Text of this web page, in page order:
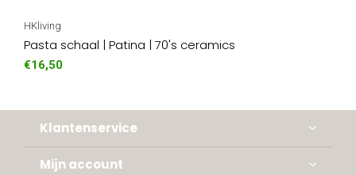
HKliving
Pasta schaal | Patina | 70's ceramics
€16,50
Klantenservice
Mijn account